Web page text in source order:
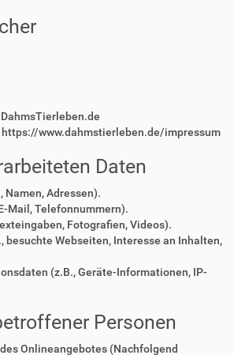
https://www.dahmstierleben.de/impressum
Daten
Namen, Adressen).
Mail, Telefonnummern).
Fotografien, Videos).
besuchte Webseiten, Interesse an Inhalten,
(z.B., Geräte-Informationen, IP-
Personen
Onlineangebotes (Nachfolgend